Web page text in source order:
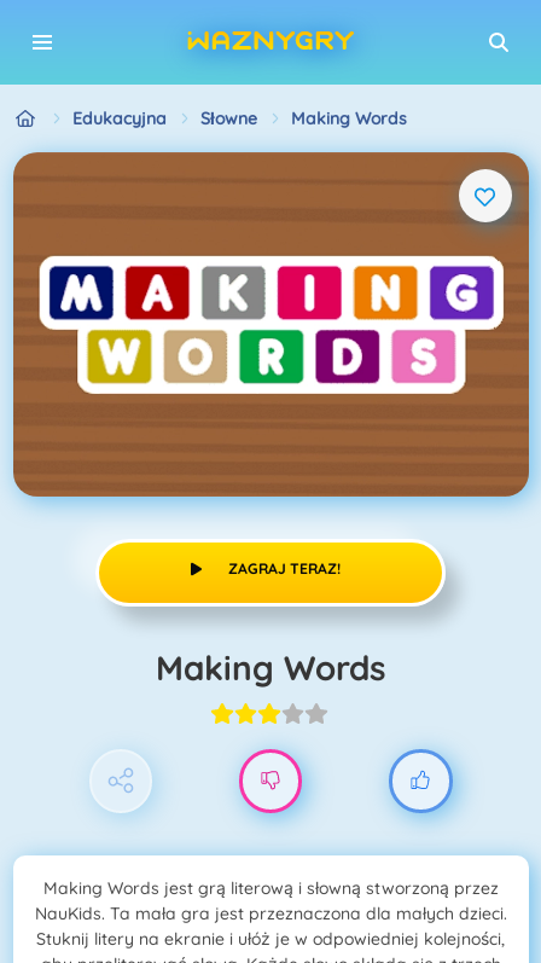
Edukacyjna Słowne Making Words
ZAGRAJ TERAZ!
Making Words
Making Words jest grą literową i słowną stworzoną przez
NauKids. Ta mała gra jest przeznaczona dla małych dzieci.
Stuknij litery na ekranie i ułóż je w odpowiedniej kolejności,